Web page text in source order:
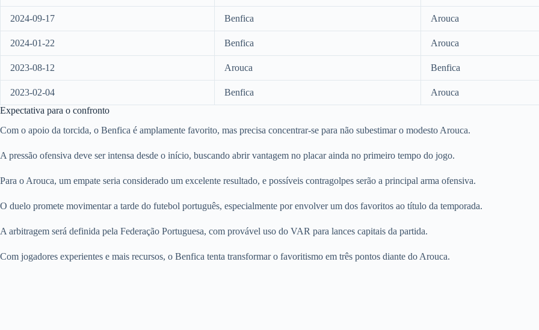
2024-09-17 Benfica Arouca
2024-01-22 Benfica Arouca
2023-08-12 Arouca Benfica
2023-02-04 Benfica
Arouca
Expectativa para o confronto
Com o apoio da torcida, o Benfica é amplamente favorito, mas precisa concentrar-se para não subestimar o modesto Arouca.
A pressão ofensiva deve ser intensa desde o início, buscando abrir vantagem no placar ainda no primeiro tempo do jogo.
Para o Arouca, um empate seria considerado um excelente resultado, e possíveis contragolpes serão a principal arma ofensiva.
O duelo promete movimentar a tarde do futebol português, especialmente por envolver um dos favoritos ao título da temporada.
A arbitragem será definida pela Federação Portuguesa, com provável uso do VAR para lances capitais da partida.
Com jogadores experientes e mais recursos, o Benfica tenta transformar o favoritismo em três pontos diante do Arouca.